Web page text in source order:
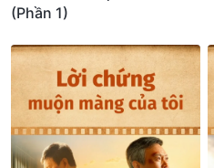
(Phần 1)